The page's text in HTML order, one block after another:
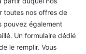
toutes nos offres de
pouvez également
Un formulaire dédié
le remplir. Vous